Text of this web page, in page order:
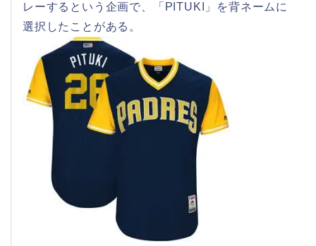
レーするという企画で、「PITUKI」を背ネームに
選択したことがある。